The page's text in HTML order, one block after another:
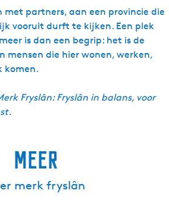
met partners, aan een provincie die
vooruit durft te kijken. Een plek
is dan een begrip: het is de
mensen die hier wonen, werken,
komen.
Fryslân: Fryslân in balans, voor
meer
merk fryslân